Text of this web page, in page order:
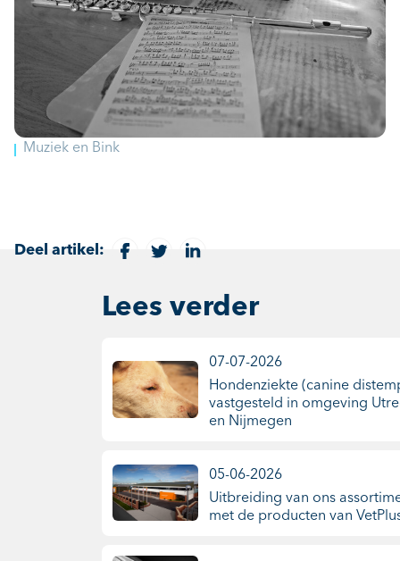
Muziek en Bink
Deel artikel:
Lees verder
07-07-2026
Hondenziekte (canine
vastgesteld in omgeving
en Nijmegen
05-06-2026
Uitbreiding van ons
met de producten van